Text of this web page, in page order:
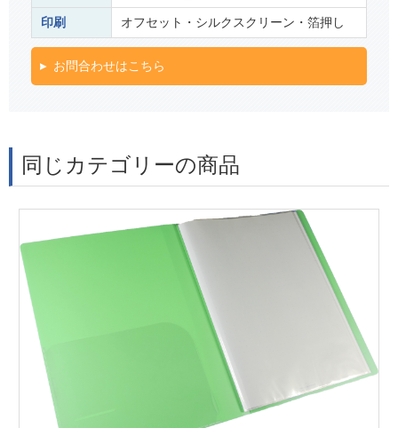
印刷 オフセット・シルクスクリーン・箔押し
お問合わせはこちら
同じカテゴリーの商品